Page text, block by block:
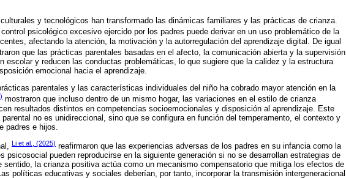
y tecnológicos han transformado las dinámicas familiares y las prácticas de crianza.
psicológico excesivo ejercido por los padres puede derivar en un uso problemático de la
afectando la atención, la motivación y la autorregulación del aprendizaje digital. De igual
que las prácticas parentales basadas en el afecto, la comunicación abierta y la supervisión
escolar y reducen las conductas problemáticas, lo que sugiere que la calidez y la estructura
emocional hacia el aprendizaje.
parentales y las características individuales del niño ha cobrado mayor atención en la
mostraron que incluso dentro de un mismo hogar, las variaciones en el estilo de crianza
resultados distintos en competencias socioemocionales y disposición al aprendizaje. Este
no es unidireccional, sino que se configura en función del temperamento, el contexto y
padres e hijos.
Li et al., (2025) reafirmaron que las experiencias adversas de los padres en su infancia como la
psicosocial pueden reproducirse en la siguiente generación si no se desarrollan estrategias de
sentido, la crianza positiva actúa como un mecanismo compensatorio que mitiga los efectos de
políticas educativas y sociales deberían, por tanto, incorporar la transmisión intergeneracional